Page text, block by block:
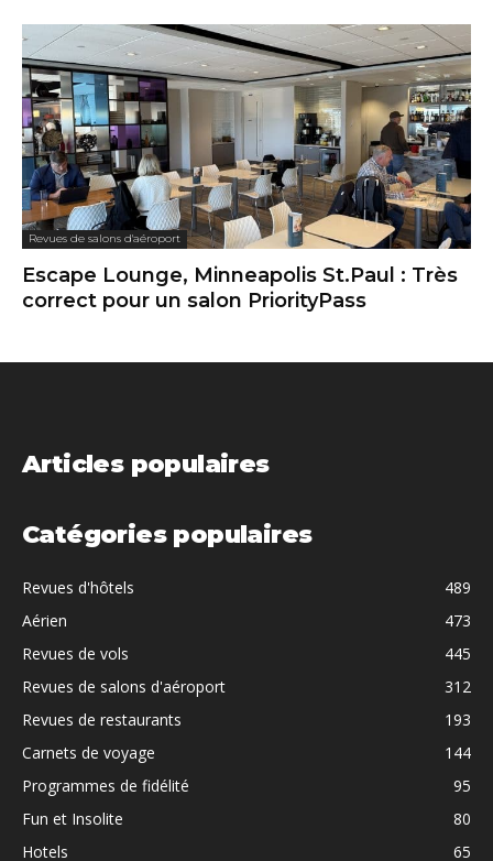
Revues de salons d'aéroport
Escape Lounge, Minneapolis St.Paul : Très
correct pour un salon PriorityPass
Articles populaires
Catégories populaires
Revues d'hôtels
489
Aérien
473
Revues de vols
445
Revues de salons d'aéroport
312
Revues de restaurants
193
Carnets de voyage
144
Programmes de fidélité
95
Fun et Insolite
80
Hotels
65